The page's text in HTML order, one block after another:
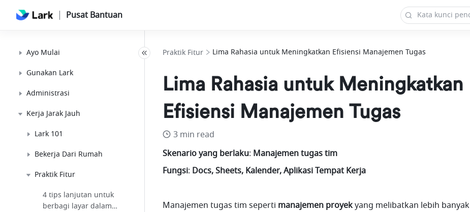
Pusat Bantuan
Ayo Mulai
Gunakan Lark
Administrasi
Kerja Jarak Jauh
Lark 101
Bekerja Dari Rumah
Praktik Fitur
4 tips lanjutan untuk
berbagi layar dalam
Praktik Fitur Lima Rahasia untuk Meningkatkan Efisiensi Manajemen Tugas
Lima Rahasia untuk Meningkatkan
Efisiensi Manajemen Tugas
3 min read
Skenario yang berlaku: Manajemen tugas tim
Fungsi: Docs, Sheets, Kalender, Aplikasi Tempat Kerja
Manajemen tugas tim seperti manajemen proyek yang melibatkan lebih banyak